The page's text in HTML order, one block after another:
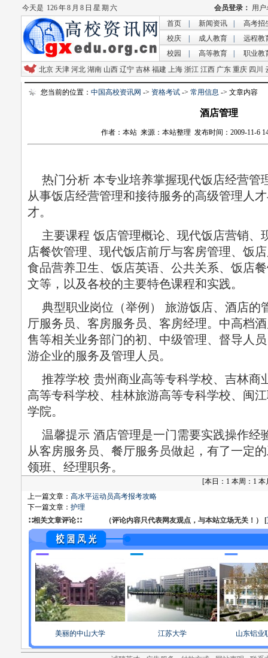
今天是 126 年 8 月 8 日 星 期 六
首页
新闻资讯
高考招
校庆
成人教育
远程教
校园
高等教育
职业教
北京 天津 河北 湖南 山西 辽宁 吉林 福建 上海 浙江 江西 广东 重庆 四川
您当前的位置： 中国高校资讯网 -> 资格考试 -> 常用信息 -> 文章内容
酒店管理
作者：本站 来源：本站整理 发布时间：2009-11-6
热门分析 本专业培养掌握现代饭店经营管
从事饭店经营管理和接待服务的高级管理人
才。
主要课程 饭店管理概论、现代饭店营销、
店餐饮管理、现代饭店前厅与客房管理、饭
食品营养卫生、饭店英语、公共关系、饭店
文等，以及各校的主要特色课程和实践。
典型职业岗位（举例） 旅游饭店、酒店的
厅服务员、客房服务员、客房经理。中高档
售等相关业务部门的初、中级管理、督导人
游企业的服务及管理人员。
推荐学校 贵州商业高等专科学校、吉林商
高等专科学校、桂林旅游高等专科学校、闽
学院。
温馨提示 酒店管理是一门需要实践操作经
从客房服务员、餐厅服务员做起，有了一定
领班、经理职务。
[本日：1 本周：1
上一篇文章： 高水平运动员高考报考攻略
下一篇文章： 护理
∷相关文章评论∷ （评论内容只代表网友观点，与本站立场无关！） [
美丽的中山大学 江苏大学 山东铝业